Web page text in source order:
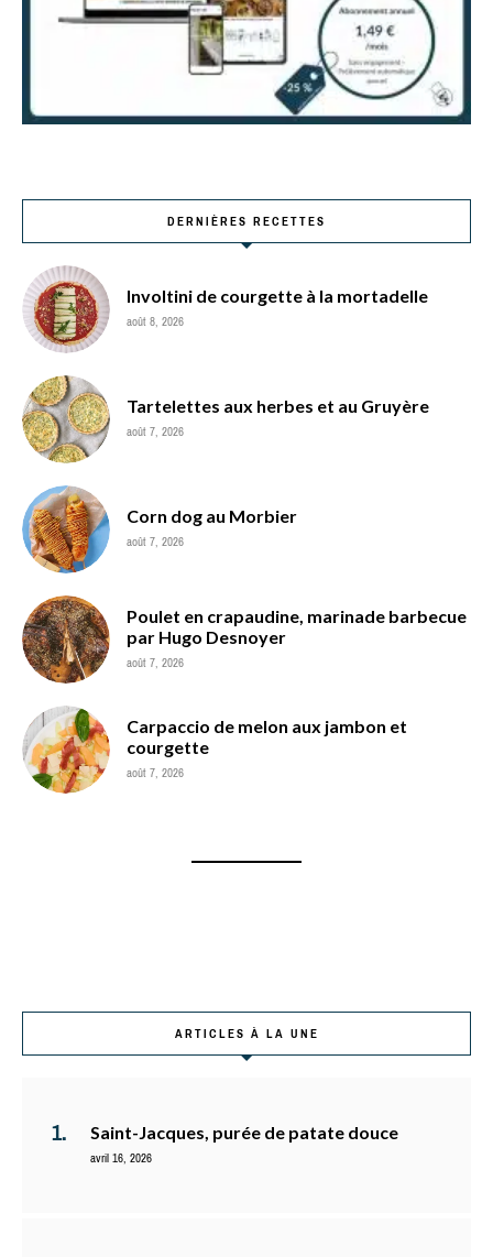
DERNIÈRES RECETTES
Involtini de courgette à la mortadelle
août 8, 2026
Tartelettes aux herbes et au Gruyère
août 7, 2026
Corn dog au Morbier
août 7, 2026
Poulet en crapaudine, marinade barbecue
par Hugo Desnoyer
août 7, 2026
Carpaccio de melon aux jambon et
courgette
août 7, 2026
ARTICLES À LA UNE
Saint-Jacques, purée de patate douce
avril 16, 2026